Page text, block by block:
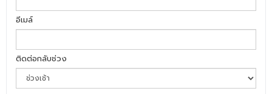
อีเมล์
ติดต่อกลับช่วง